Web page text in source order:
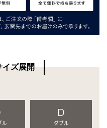
ズ展開
ル
D
ダブル